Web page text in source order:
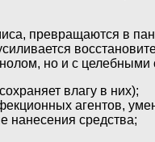
превращаются в
но и с
влагу в них);
агентов,
нанесения средства;